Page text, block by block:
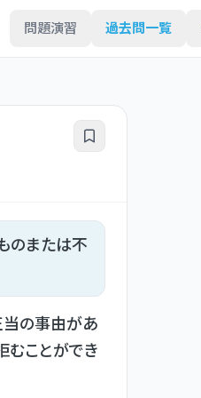
問題演習 過去問一覧
のまたは不
当の事由があ
むことができ